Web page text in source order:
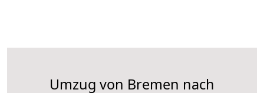
Umzug von Bremen nach